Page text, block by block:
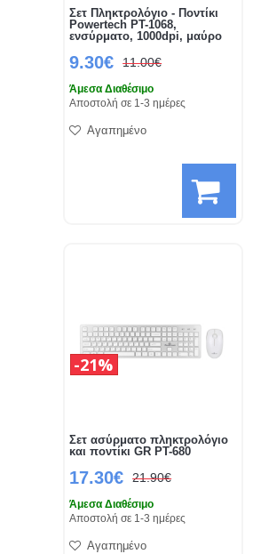
Σετ Πληκτρολόγιο - Ποντίκι
Powertech PT-1068,
ενσύρματο, 1000dpi, μαύρο
9.30€ 11.00€
Άμεσα Διαθέσιμο
Αποστολή σε 1-3 ημέρες
Αγαπημένο
Σετ ασύρματο πληκτρολόγιο
και ποντίκι GR PΤ-680
17.30€ 21.90€
21%
Άμεσα Διαθέσιμο
Αποστολή σε 1-3 ημέρες
Αγαπημένο